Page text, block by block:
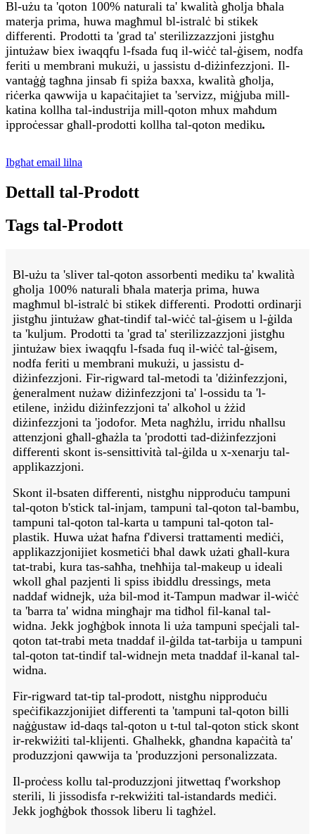
Bl-użu ta 'qoton 100% naturali ta' kwalità għolja bħala
materja prima, huwa magħmul bl-istralċ bi stikek
differenti. Prodotti ta 'grad ta' sterilizzazzjoni jistgħu
jintużaw biex iwaqqfu l-fsada fuq il-wiċċ tal-ġisem, nodfa
feriti u membrani mukużi, u jassistu d-diżinfezzjoni. Il-
vantaġġ tagħna jinsab fi spiża baxxa, kwalità għolja,
riċerka qawwija u kapaċitajiet ta 'servizz, miġjuba mill-
katina kollha tal-industrija mill-qoton mhux maħdum
ipproċessar għall-prodotti kollha tal-qoton mediku.
Ibgħat email lilna
Dettall tal-Prodott
Tags tal-Prodott
Bl-użu ta 'sliver tal-qoton assorbenti mediku ta' kwalità
għolja 100% naturali bħala materja prima, huwa
magħmul bl-istralċ bi stikek differenti. Prodotti ordinarji
jistgħu jintużaw għat-tindif tal-wiċċ tal-ġisem u l-ġilda
ta 'kuljum. Prodotti ta 'grad ta' sterilizzazzjoni jistgħu
jintużaw biex iwaqqfu l-fsada fuq il-wiċċ tal-ġisem,
nodfa feriti u membrani mukużi, u jassistu d-
diżinfezzjoni. Fir-rigward tal-metodi ta 'diżinfezzjoni,
ġeneralment nużaw diżinfezzjoni ta' l-ossidu ta 'l-
etilene, inżidu diżinfezzjoni ta' alkoħol u żżid
diżinfezzjoni ta 'jodofor. Meta nagħżlu, irridu nħallsu
attenzjoni għall-għażla ta 'prodotti tad-diżinfezzjoni
differenti skont is-sensittività tal-ġilda u x-xenarju tal-
applikazzjoni.
Skont il-bsaten differenti, nistgħu nipproduċu tampuni
tal-qoton b'stick tal-injam, tampuni tal-qoton tal-bambu,
tampuni tal-qoton tal-karta u tampuni tal-qoton tal-
plastik. Huwa użat ħafna f'diversi trattamenti mediċi,
applikazzjonijiet kosmetiċi bħal dawk użati għall-kura
tat-trabi, kura tas-saħħa, tneħħija tal-makeup u ideali
wkoll għal pazjenti li spiss ibiddlu dressings, meta
naddaf widnejk, uża bil-mod it-Tampun madwar il-wiċċ
ta 'barra ta' widna mingħajr ma tidħol fil-kanal tal-
widna. Jekk jogħġbok innota li uża tampuni speċjali tal-
qoton tat-trabi meta tnaddaf il-ġilda tat-tarbija u tampuni
tal-qoton tat-tindif tal-widnejn meta tnaddaf il-kanal tal-
widna.
Fir-rigward tat-tip tal-prodott, nistgħu nipproduċu
speċifikazzjonijiet differenti ta 'tampuni tal-qoton billi
naġġustaw id-daqs tal-qoton u t-tul tal-qoton stick skont
ir-rekwiżiti tal-klijenti. Għalhekk, għandna kapaċità ta'
produzzjoni qawwija ta 'produzzjoni personalizzata.
Il-proċess kollu tal-produzzjoni jitwettaq f'workshop
sterili, li jissodisfa r-rekwiżiti tal-istandards mediċi.
Jekk jogħġbok tħossok liberu li tagħżel.